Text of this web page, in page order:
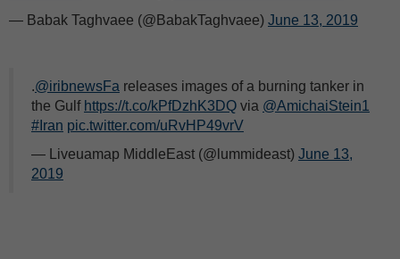
— Babak Taghvaee (@BabakTaghvaee) June 13, 2019
.@iribnewsFa releases images of a burning tanker in
the Gulf https://t.co/kPfDzhK3DQ via @AmichaiStein1
#Iran pic.twitter.com/uRvHP49vrV
— Liveuamap MiddleEast (@lummideast) June 13,
2019